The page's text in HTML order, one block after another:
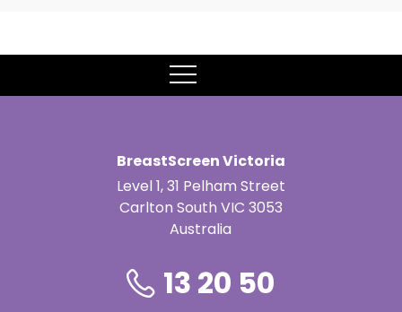
BreastScreen Victoria
Level 1, 31 Pelham Street
Carlton South VIC 3053
Australia
13 20 50